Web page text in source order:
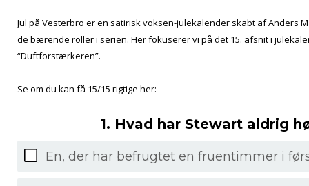
Jul på Vesterbro er en satirisk voksen-julekalender skabt af Anders
de bærende roller i serien. Her fokuserer vi på det 15. afsnit i
“Duftforstærkeren”.
Se om du kan få 15/15 rigtige her:
1. Hvad har Stewart aldrig
En, der har befrugtet en fruentimmer i